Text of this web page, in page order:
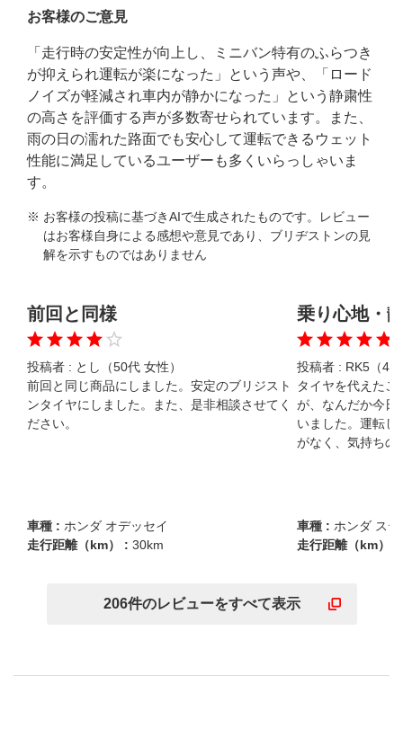
お客様のご意見
「走行時の安定性が向上し、ミニバン特有のふらつき
が抑えられ運転が楽になった」という声や、「ロード
ノイズが軽減され車内が静かになった」という静粛性
の高さを評価する声が多数寄せられています。また、
雨の日の濡れた路面でも安心して運転できるウェット
性能に満足しているユーザーも多くいらっしゃいま
す。
※ お客様の投稿に基づきAIで生成されたものです。レビュー
はお客様自身による感想や意見であり、ブリヂストンの見
解を示すものではありません
前回と同様
投稿者 : とし（50代 女性）
前回と同じ商品にしました。安定のブリジスト
ンタイヤにしました。また、是非相談させてく
ださい。
車種 : ホンダ オデッセイ
走行距離（km） : 30km
乗り心地・
投稿者 : RK5（40
タイヤを代えた
が、なんだか今日
いました。運転し
がなく、気持ちの
車種 : ホンダ ス
走行距離（km） :
206件のレビューをすべて表示